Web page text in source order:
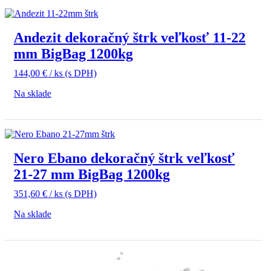
Andezit dekoračný štrk veľkosť 11-22
mm BigBag 1200kg
144,00 € / ks (s DPH)
Na sklade
Nero Ebano dekoračný štrk veľkosť
21-27 mm BigBag 1200kg
351,60 € / ks (s DPH)
Na sklade